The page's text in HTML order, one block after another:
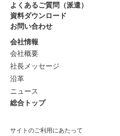
よくあるご質問（派遣）
資料ダウンロード
お問い合わせ
会社情報
会社概要
社長メッセージ
沿革
ニュース
総合トップ
サイトのご利用にあたって